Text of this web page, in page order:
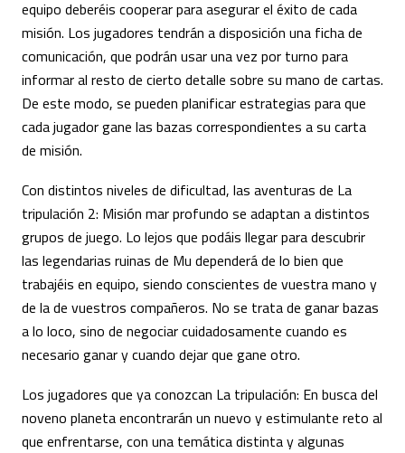
equipo deberéis cooperar para asegurar el éxito de cada
misión. Los jugadores tendrán a disposición una ficha de
comunicación, que podrán usar una vez por turno para
informar al resto de cierto detalle sobre su mano de cartas.
De este modo, se pueden planificar estrategias para que
cada jugador gane las bazas correspondientes a su carta
de misión.
Con distintos niveles de dificultad, las aventuras de La
tripulación 2: Misión mar profundo se adaptan a distintos
grupos de juego. Lo lejos que podáis llegar para descubrir
las legendarias ruinas de Mu dependerá de lo bien que
trabajéis en equipo, siendo conscientes de vuestra mano y
de la de vuestros compañeros. No se trata de ganar bazas
a lo loco, sino de negociar cuidadosamente cuando es
necesario ganar y cuando dejar que gane otro.
Los jugadores que ya conozcan La tripulación: En busca del
noveno planeta encontrarán un nuevo y estimulante reto al
que enfrentarse, con una temática distinta y algunas